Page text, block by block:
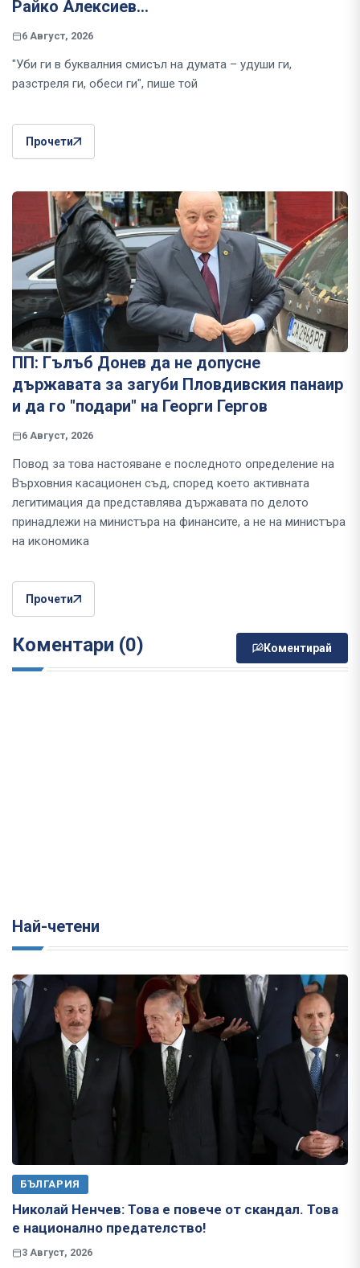
Райко Алексиев...
6 Август, 2026
"Уби ги в буквалния смисъл на думата – удуши ги,
разстреля ги, обеси ги", пише той
Прочети
ПП: Гълъб Донев да не допусне
държавата за загуби Пловдивския панаир
и да го "подари" на Георги Гергов
6 Август, 2026
Повод за това настояване е последното определение на
Върховния касационен съд, според което активната
легитимация да представлява държавата по делото
принадлежи на министъра на финансите, а не на министъра
на икономика
Прочети
Коментари (0) Коментирай
Най-четени
БЪЛГАРИЯ
Николай Ненчев: Това е повече от скандал. Това
е национално предателство!
3 Август, 2026